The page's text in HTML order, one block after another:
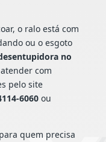
o ralo está com
ou o esgoto
no
com
pelo site
6060ou
quem precisa